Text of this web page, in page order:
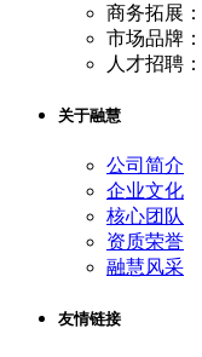
商务拓展：
市场品牌：
人才招聘：
关于融慧
公司简介
企业文化
核心团队
资质荣誉
融慧风采
友情链接